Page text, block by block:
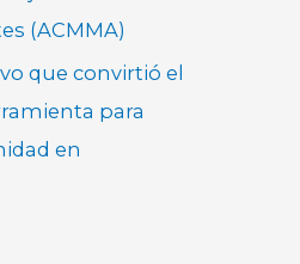
(ACMMA)
que convirtió el
para
en